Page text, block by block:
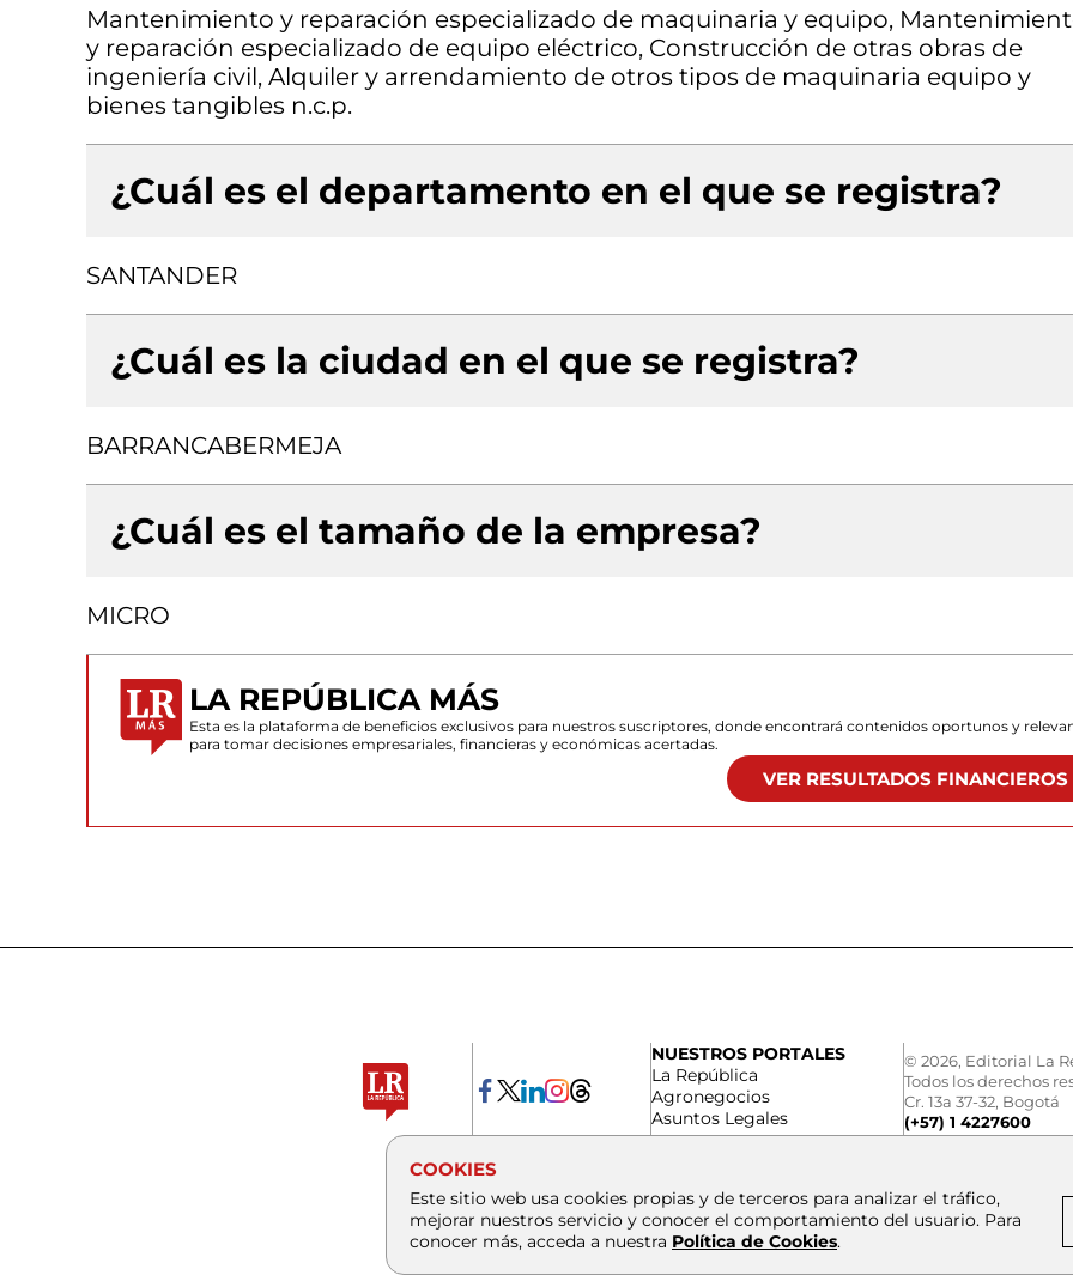
Mantenimiento y reparación especializado de maquinaria y equipo,
y reparación especializado de equipo eléctrico, Construcción de otras obras de
ingeniería civil, Alquiler y arrendamiento de otros tipos de maquinaria equipo y
bienes tangibles n.c.p.
¿Cuál es el departamento en el que se registra?
SANTANDER
¿Cuál es la ciudad en el que se registra?
BARRANCABERMEJA
¿Cuál es el tamaño de la empresa?
MICRO
LA REPÚBLICA MÁS
Esta es la plataforma de beneficios exclusivos para nuestros suscriptores, donde encontrará contenidos oportunos y
para tomar decisiones empresariales, financieras y económicas acertadas.
VER RESULTADOS FINANCIEROS
NUESTROS PORTALES
La República
Agronegocios
Asuntos Legales
© 2026, Editorial La
Todos los derechos
Cr. 13a 37-32, Bogotá
(+57) 1 4227600
COOKIES
Este sitio web usa cookies propias y de terceros para analizar el tráfico,
mejorar nuestros servicio y conocer el comportamiento del usuario. Para
conocer más, acceda a nuestra Política de Cookies.